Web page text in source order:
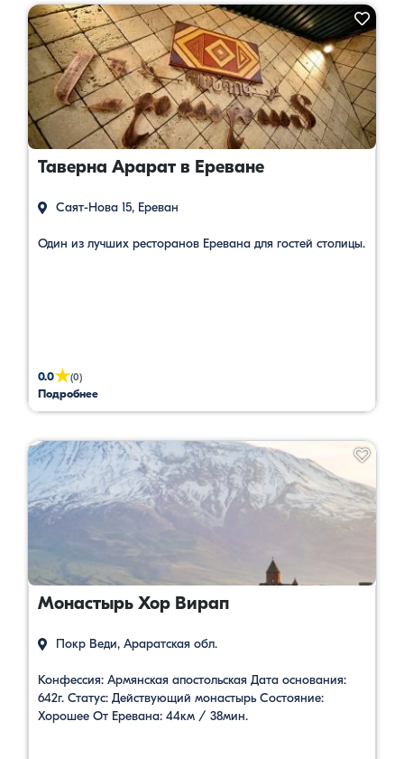
Таверна Арарат в Ереване
Саят-Нова 15, Ереван
Один из лучших ресторанов Еревана для гостей столицы.
0.0★(0)
Подробнее
Монастырь Хор Вирап
Покр Веди, Араратская обл.
Конфессия: Армянская апостольская Дата основания:
642г. Статус: Действующий монастырь Состояние:
Хорошее От Еревана: 44км / 38мин.